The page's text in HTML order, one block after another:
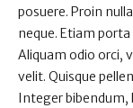
posuere. Proin
neque. Etiam
Aliquam odio orci,
velit. Quisque
Integer bibendum,